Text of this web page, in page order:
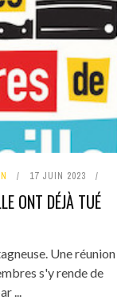
17 JUIN 2023
ONT DÉJÀ TUÉ
Une réunion
s'y rende de
...